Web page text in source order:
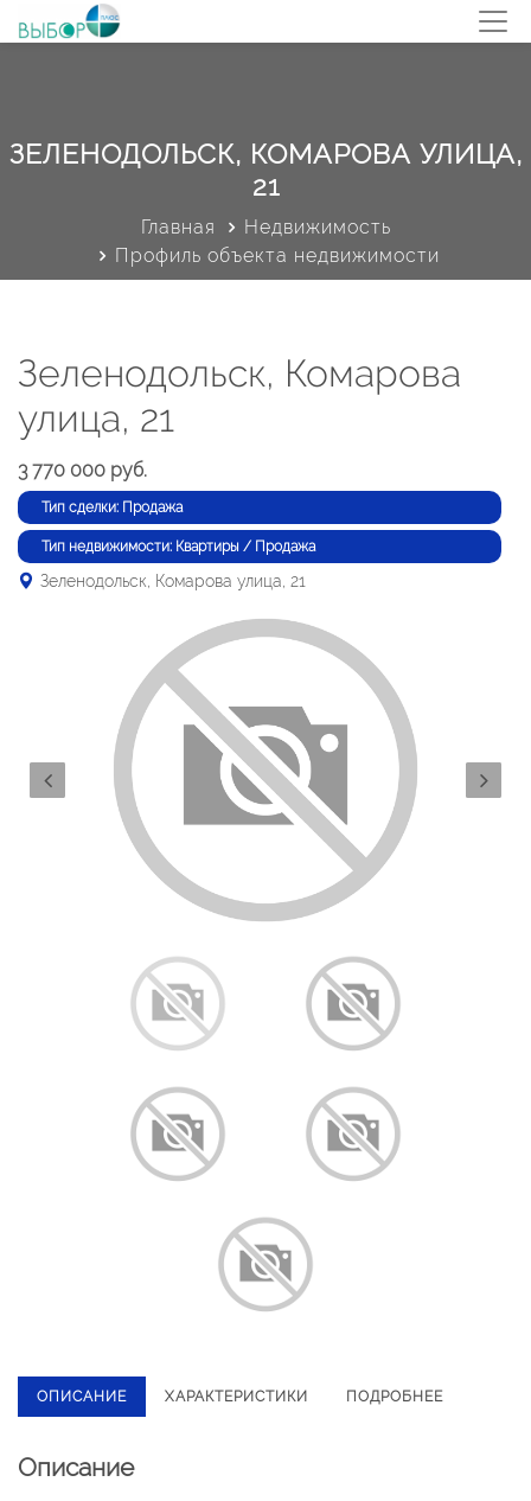
ЗЕЛЕНОДОЛЬСК, КОМАРОВА УЛИЦА,
21
Главная
Недвижимость
Профиль объекта недвижимости
Зеленодольск, Комарова
улица, 21
3 770 000 руб.
Тип сделки: Продажа
Тип недвижимости: Квартиры / Продажа
Зеленодольск, Комарова улица, 21
ОПИСАНИЕ ХАРАКТЕРИСТИКИ ПОДРОБНЕЕ
Описание